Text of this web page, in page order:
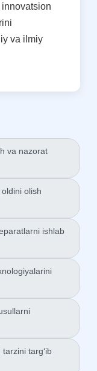
va ilmiy
va nazorat
olish
ishlab
targ‘ib